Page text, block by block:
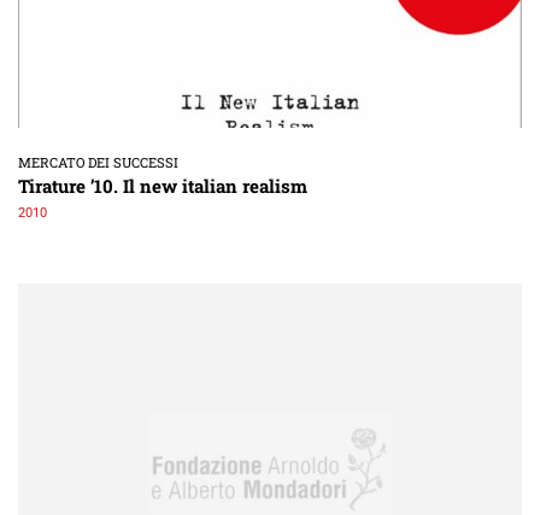
MERCATO DEI SUCCESSI
Tirature ’10. Il new italian realism
2010